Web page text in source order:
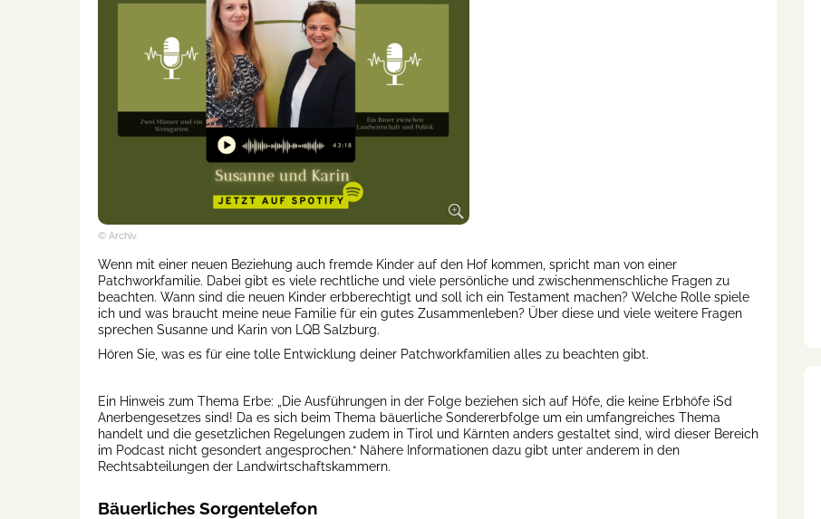
© Archiv
Wenn mit einer neuen Beziehung auch fremde Kinder auf den Hof kommen, spricht man von einer
Patchworkfamilie. Dabei gibt es viele rechtliche und viele persönliche und zwischenmenschliche Fragen zu
beachten. Wann sind die neuen Kinder erbberechtigt und soll ich ein Testament machen? Welche Rolle spiele
ich und was braucht meine neue Familie für ein gutes Zusammenleben? Über diese und viele weitere Fragen
sprechen Susanne und Karin von LQB Salzburg.
Hören Sie, was es für eine tolle Entwicklung deiner Patchworkfamilien alles zu beachten gibt.
Ein Hinweis zum Thema Erbe: „Die Ausführungen in der Folge beziehen sich auf Höfe, die keine Erbhöfe iSd
Anerbengesetzes sind! Da es sich beim Thema bäuerliche Sondererbfolge um ein umfangreiches Thema
handelt und die gesetzlichen Regelungen zudem in Tirol und Kärnten anders gestaltet sind, wird dieser Bereich
im Podcast nicht gesondert angesprochen.“ Nähere Informationen dazu gibt unter anderem in den
Rechtsabteilungen der Landwirtschaftskammern.
Bäuerliches Sorgentelefon